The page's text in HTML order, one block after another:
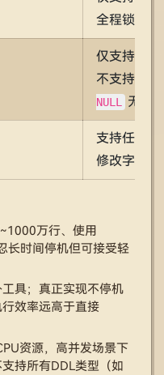
全程锁表
仅支持在
不支持
NULL
无默
支持任意
修改字段
万行、使用
长时间停机但可接受轻
具；真正实现不停机
效率远高于直接
资源，高并发场景下
持所有DDL类型（如